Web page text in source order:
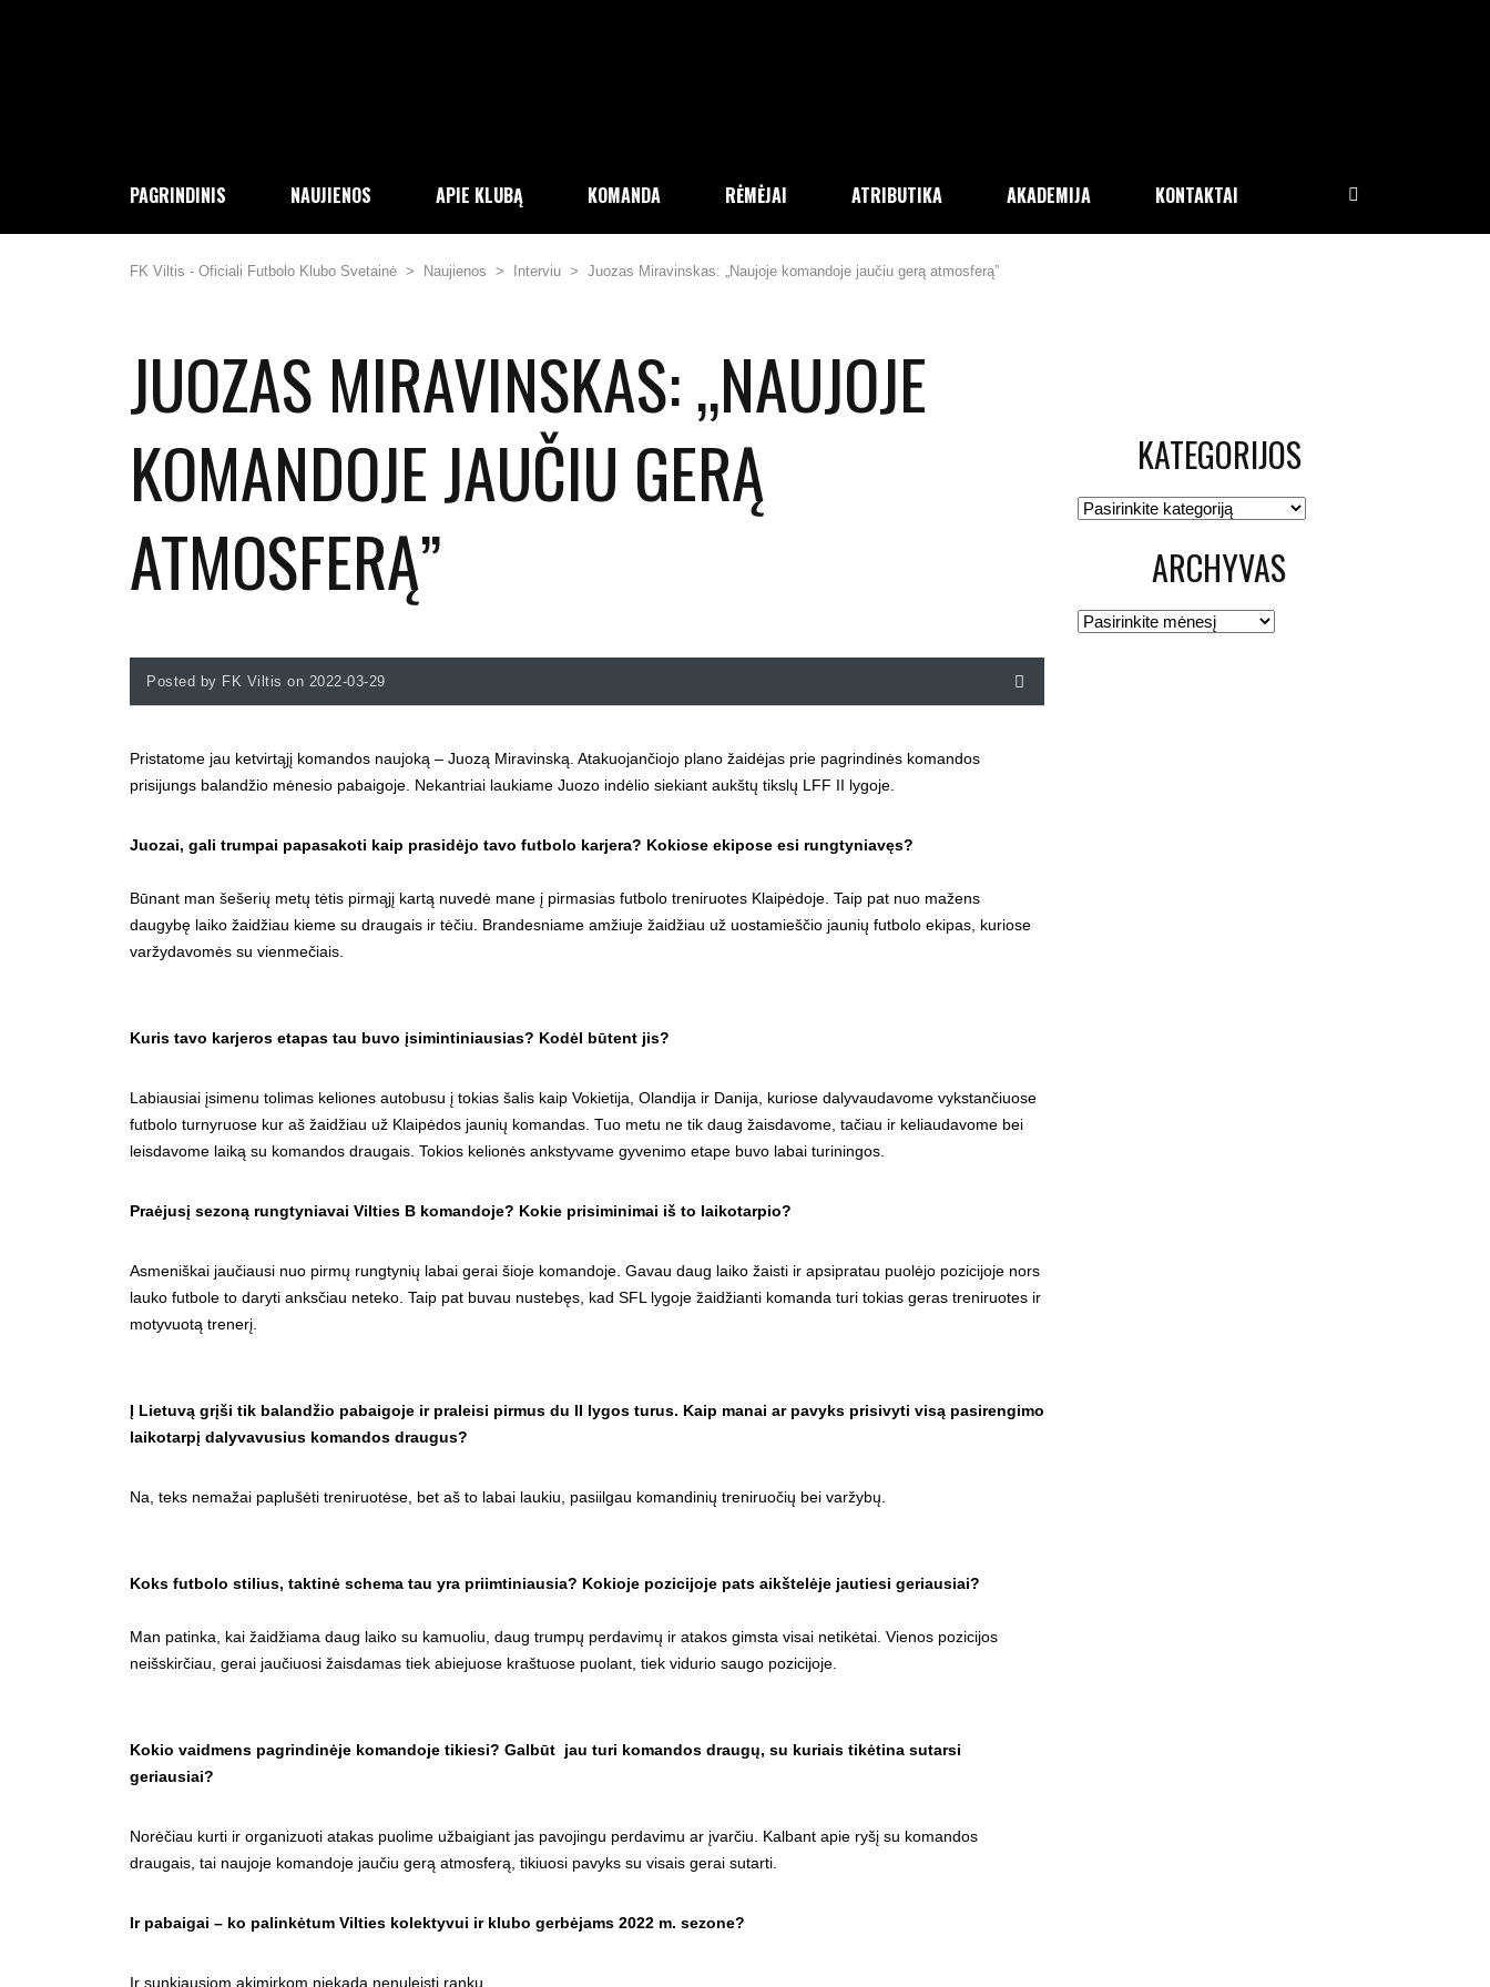
PAGRINDINIS NAUJIENOS APIE KLUBĄ KOMANDA RĖMĖJAI ATRIBUTIKA AKADEMIJA KONTAKTAI
FK Viltis - Oficiali Futbolo Klubo Svetainė > Naujienos > Interviu > Juozas Miravinskas: „Naujoje komandoje jaučiu gerą atmosferą”
JUOZAS MIRAVINSKAS: „NAUJOJE
KOMANDOJE JAUČIU GERĄ
ATMOSFERĄ”
Posted by FK Viltis on 2022-03-29
Pristatome jau ketvirtąjį komandos naujoką – Juozą Miravinską. Atakuojančiojo plano žaidėjas prie pagrindinės komandos
prisijungs balandžio mėnesio pabaigoje. Nekantriai laukiame Juozo indėlio siekiant aukštų tikslų LFF II lygoje.
Juozai, gali trumpai papasakoti kaip prasidėjo tavo futbolo karjera? Kokiose ekipose esi rungtyniavęs?
Būnant man šešerių metų tėtis pirmąjį kartą nuvedė mane į pirmasias futbolo treniruotes Klaipėdoje. Taip pat nuo mažens
daugybę laiko žaidžiau kieme su draugais ir tėčiu. Brandesniame amžiuje žaidžiau už uostamieščio jaunių futbolo ekipas, kuriose
varžydavomės su vienmečiais.
Kuris tavo karjeros etapas tau buvo įsimintiniausias? Kodėl būtent jis?
Labiausiai įsimenu tolimas keliones autobusu į tokias šalis kaip Vokietija, Olandija ir Danija, kuriose dalyvaudavome vykstančiuose
futbolo turnyruose kur aš žaidžiau už Klaipėdos jaunių komandas. Tuo metu ne tik daug žaisdavome, tačiau ir keliaudavome bei
leisdavome laiką su komandos draugais. Tokios kelionės ankstyvame gyvenimo etape buvo labai turiningos.
Praėjusį sezoną rungtyniavai Vilties B komandoje? Kokie prisiminimai iš to laikotarpio?
Asmeniškai jaučiausi nuo pirmų rungtynių labai gerai šioje komandoje. Gavau daug laiko žaisti ir apsipratau puolėjo pozicijoje nors
lauko futbole to daryti anksčiau neteko. Taip pat buvau nustebęs, kad SFL lygoje žaidžianti komanda turi tokias geras treniruotes ir
motyvuotą trenerį.
Į Lietuvą grįši tik balandžio pabaigoje ir praleisi pirmus du II lygos turus. Kaip manai ar pavyks prisivyti visą pasirengimo
laikotarpį dalyvavusius komandos draugus?
Na, teks nemažai paplušėti treniruotėse, bet aš to labai laukiu, pasiilgau komandinių treniruočių bei varžybų.
Koks futbolo stilius, taktinė schema tau yra priimtiniausia? Kokioje pozicijoje pats aikštelėje jautiesi geriausiai?
Man patinka, kai žaidžiama daug laiko su kamuoliu, daug trumpų perdavimų ir atakos gimsta visai netikėtai. Vienos pozicijos
neišskirčiau, gerai jaučiuosi žaisdamas tiek abiejuose kraštuose puolant, tiek vidurio saugo pozicijoje.
Kokio vaidmens pagrindinėje komandoje tikiesi? Galbūt jau turi komandos draugų, su kuriais tikėtina sutarsi
geriausiai?
Norėčiau kurti ir organizuoti atakas puolime užbaigiant jas pavojingu perdavimu ar įvarčiu. Kalbant apie ryšį su komandos
draugais, tai naujoje komandoje jaučiu gerą atmosferą, tikiuosi pavyks su visais gerai sutarti.
Ir pabaigai – ko palinkėtum Vilties kolektyvui ir klubo gerbėjams 2022 m. sezone?
Ir sunkiausiom akimirkom niekada nenuleisti rankų
KATEGORIJOS
Kategorijos
ARCHYVAS
Archyvas